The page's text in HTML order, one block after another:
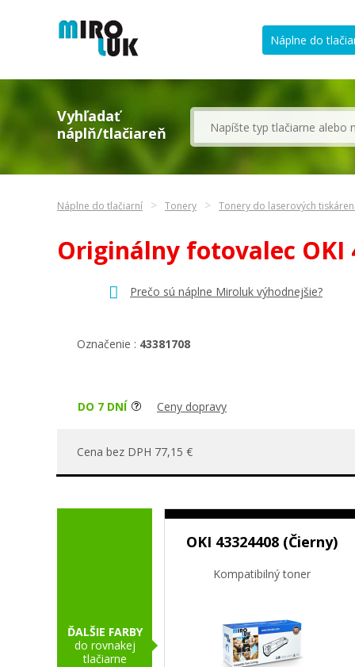
Náplne do
Vyhľadať
náplň/tlačiareň
Náplne do tlačiarní Tonery Tonery do laserových
Originálny fotovalec OKI
Prečo sú náplne Miroluk výhodnejšie?
Označenie : 43381708
DO 7 DNÍ Ceny dopravy
Cena bez DPH 77,15 €
ĎALŠIE FARBY
do rovnakej
tlačiarne
OKI 43324408 (Čierny)
Kompatibilný toner